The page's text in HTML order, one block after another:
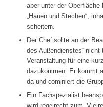
aber unter der
„Hauen und Stechen“,
scheitern.
Der Chef sollte an der
des Außendienstes“ nicht
Veranstaltung für eine
dazukommen. Er kommt
da und dominiert die
Ein Fachspezialist
wird regelrecht zum